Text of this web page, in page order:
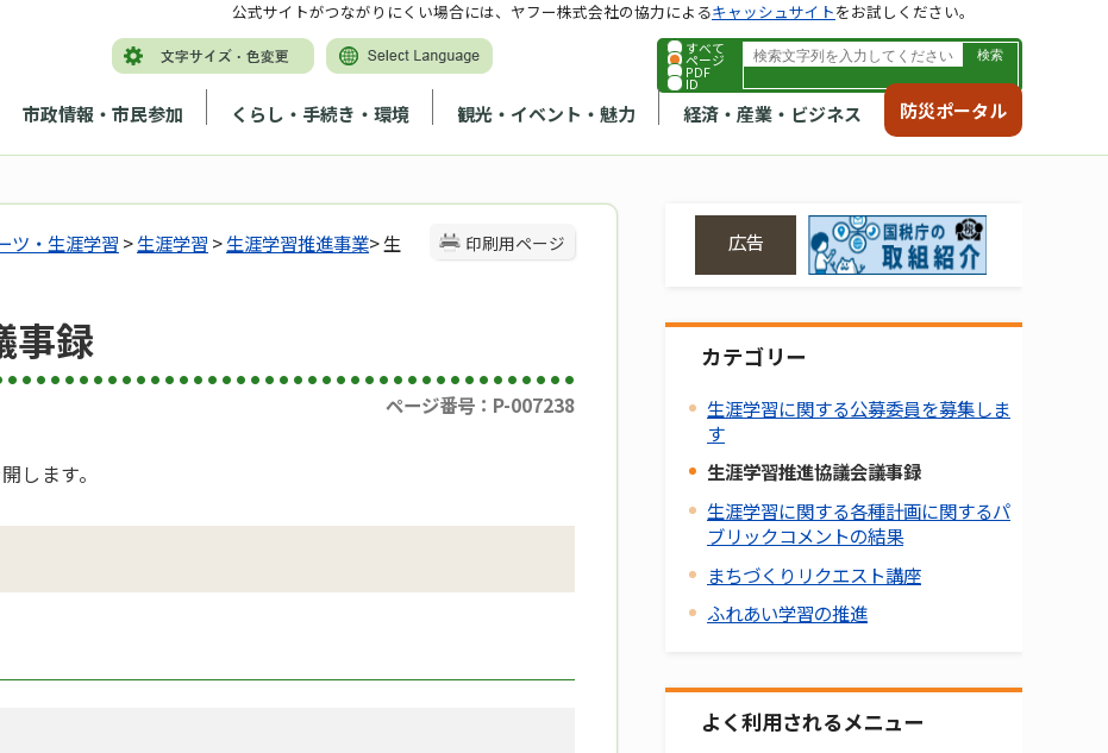
すべて
ページ
PDF
ID
市政情報・市民参加 くらし・手続き・環境 観光・イベント・魅力 経済・産業・ビジネス 防災ポータル
公式サイトがつながりにくい場合には、ヤフー株式会社の協力によるキャッシュサイトをお試しください。
印刷用ページ
ツ・生涯学習 >生涯学習 >生涯学習推進事業> 生
事録
ページ番号：P-007238
します。
広告
カテゴリー
生涯学習に関する公募委員を募集しま
す
生涯学習推進協議会議事録
生涯学習に関する各種計画に関するパ
ブリックコメントの結果
まちづくりリクエスト講座
ふれあい学習の推進
よく利用されるメニュー